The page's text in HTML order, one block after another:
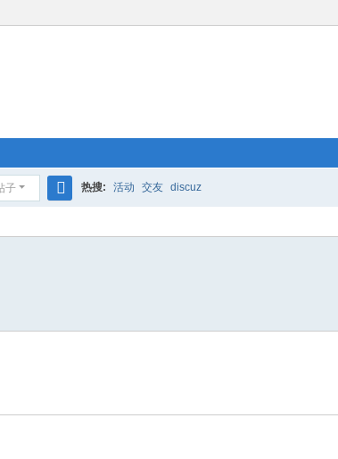
子
索
热搜: 活动 交友 discuz